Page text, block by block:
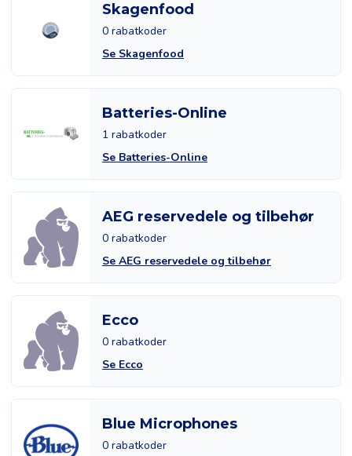
Skagenfood
0 rabatkoder
Se Skagenfood
Batteries-Online
1 rabatkoder
Se Batteries-Online
AEG reservedele og tilbehør
0 rabatkoder
Se AEG reservedele og tilbehør
Ecco
0 rabatkoder
Se Ecco
Blue Microphones
0 rabatkoder